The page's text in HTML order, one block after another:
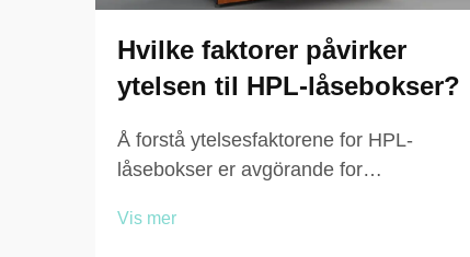
Hvilke faktorer påvirker
ytelsen til HPL-låsebokser?
Å forstå ytelsesfaktorene for HPL-
låsebokser er avgörande for
holdbare, pålitelige lagringsløsninger.
Vis mer